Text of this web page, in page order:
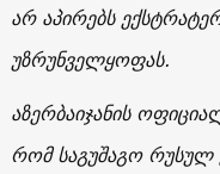
არ აპირებს
უზრუნველყოფას.
აზერბაიჯანის
რომ საგუშაგო რუსულ